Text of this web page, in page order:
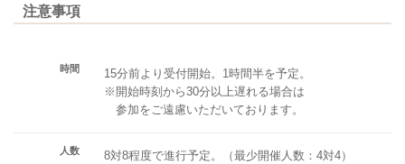
注意事項
時間
15分前より受付開始。1時間半を予定。
※開始時刻から30分以上遅れる場合は
参加をご遠慮いただいております。
人数
8対8程度で進行予定。（最少開催人数：4対4）